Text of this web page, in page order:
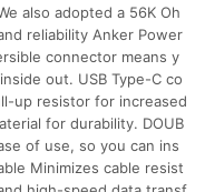
also adopted a 56K Oh
reliability Anker Power
connector means y
out. USB Type-C co
up resistor for increased
for durability. DOUB
of use, so you can ins
Minimizes cable resist